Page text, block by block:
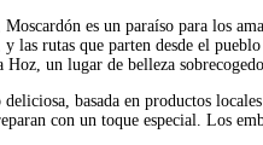
es un paraíso para los
las rutas que parten desde el
Hoz, un lugar de belleza
basada en productos
con un toque especial. Los